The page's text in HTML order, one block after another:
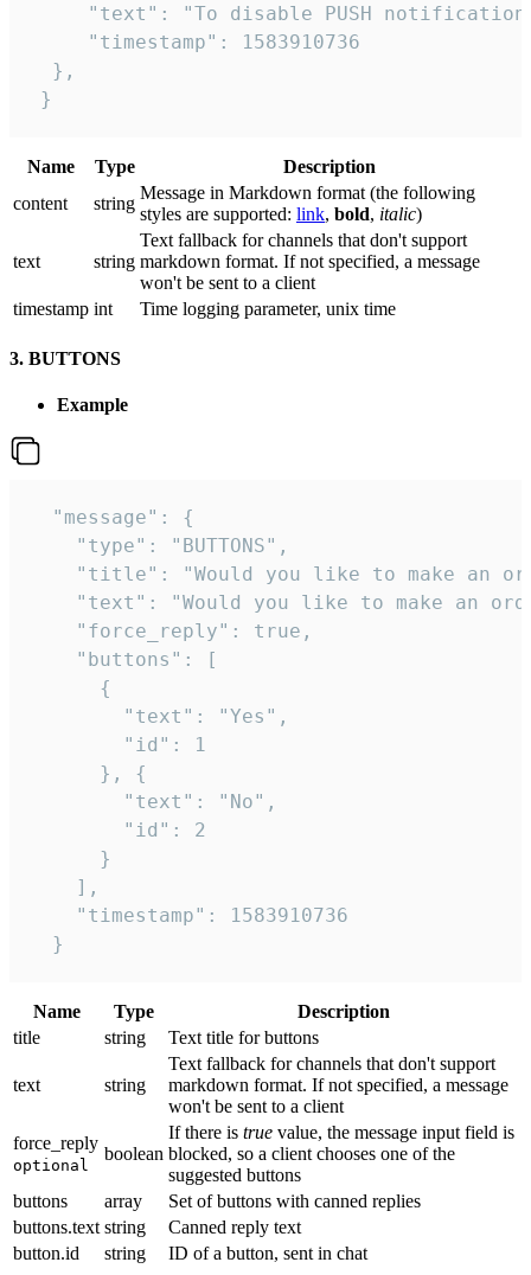
"text": "To disable PUSH
     "timestamp": 1583910736
  },
}
Name Type
Description
сontent
string
Message in Markdown format (the following
styles are supported: link, bold, italic)
text string
Text fallback for channels that don't support
markdown format. If not specified, a message
won't be sent to a client
timestamp int Time logging parameter, unix time
3. BUTTONS
Example
  "message": {
    "type": "BUTTONS",
"title": "Would you like to make an
"text": "Would you like to make an
    "force_reply": true,
    "buttons": [
      {
        "text": "Yes",
        "id": 1
      }, {
        "text": "No",
        "id": 2
      }
    ],
    "timestamp": 1583910736
  }
Name Type
Description
title
string Text title for buttons
text string
Text fallback for channels that don't support
markdown format. If not specified, a message
won't be sent to a client
force_reply
optional
boolean
If there is true value, the message input field is
blocked, so a client chooses one of the
suggested buttons
buttons
array
Set of buttons with canned replies
buttons.text string
Canned reply text
button.id
string ID of a button, sent in chat